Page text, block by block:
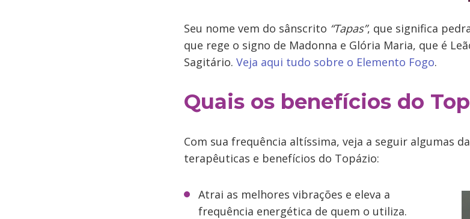
Seu nome vem do sânscrito “Tapas”, que significa
que rege o signo de Madonna e Glória Maria, que é
Sagitário. Veja aqui tudo sobre o Elemento Fogo.
Quais os benefícios do
Com sua frequência altíssima, veja a seguir algumas
terapêuticas e benefícios do Topázio:
Atrai as melhores vibrações e eleva a
frequência energética de quem o utiliza.